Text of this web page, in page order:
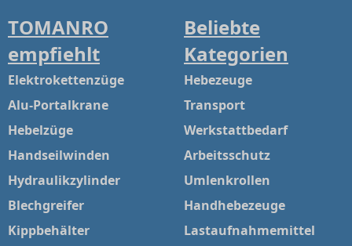
TOMANRO
empfiehlt
Elektrokettenzüge
Alu-Portalkrane
Hebelzüge
Handseilwinden
Hydraulikzylinder
Blechgreifer
Kippbehälter
Beliebte
Kategorien
Hebezeuge
Transport
Werkstattbedarf
Arbeitsschutz
Umlenkrollen
Handhebezeuge
Lastaufnahmemittel